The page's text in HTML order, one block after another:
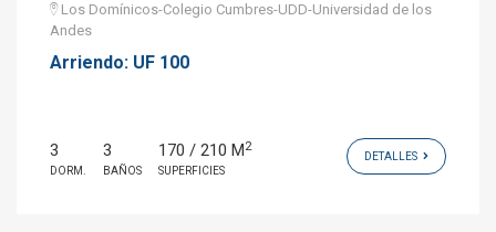
Los Domínicos-Colegio Cumbres-UDD-Universidad de los
Andes
Arriendo: UF 100
3
DORM.
3
BAÑOS
170 / 210 M2
SUPERFICIES
DETALLES